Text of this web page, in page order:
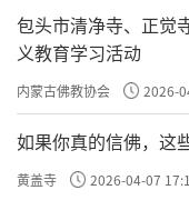
包头市清净寺、正觉
义教育学习活动
内蒙古佛教协会 2026-
如果你真的信佛，这
黄盖寺 2026-04-07